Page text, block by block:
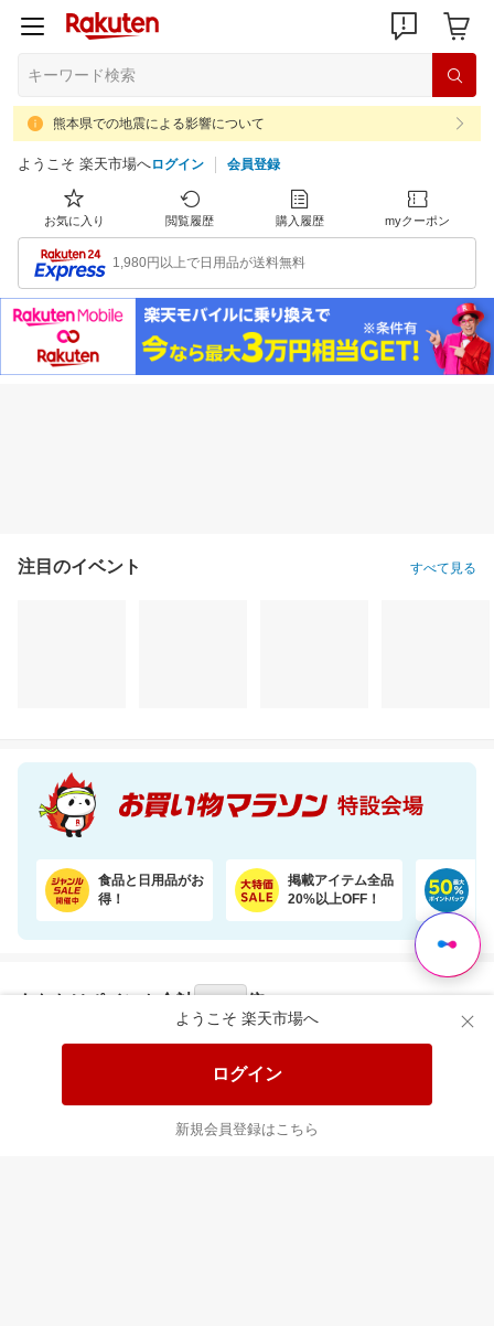
熊本県での地震による影響について
ようこそ 楽天市場へログイン 会員登録
お気に入り 閲覧履歴 購入履歴 myクーポン
1,980円以上で日用品が送料無料
ようこそ 楽天市場へ
ログイン
新規会員登録はこちら
注目のイベント すべて見る
食品と日用品がお
得！
掲載アイテム全品
20%以上OFF！
あなたはポイント 合計 倍